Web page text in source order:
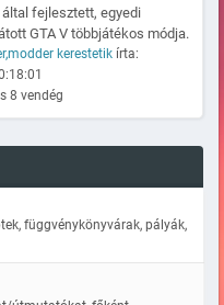
által fejlesztett, egyedi
GTA V többjátékos módja.
kerestetik írta:
8 vendég
függvénykönyvárak, pályák,